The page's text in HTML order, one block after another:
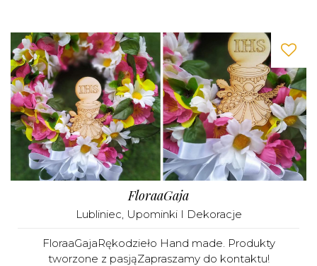
FloraaGaja
Lubliniec, Upominki I Dekoracje
FloraaGajaRękodzieło Hand made. Produkty
tworzone z pasjąZapraszamy do kontaktu!